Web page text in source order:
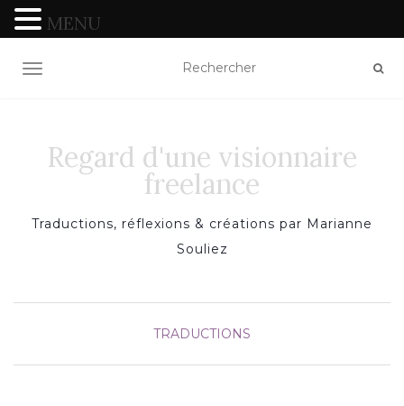
TOGGLE NAVIGATION
Regard d'une visionnaire
freelance
Traductions, réflexions & créations par Marianne
Souliez
TRADUCTIONS
MENU